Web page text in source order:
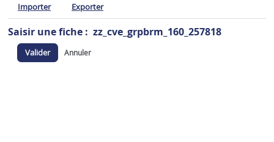
Importer Exporter
Saisir une fiche : zz_cve_grpbrm_160_257818
Valider Annuler